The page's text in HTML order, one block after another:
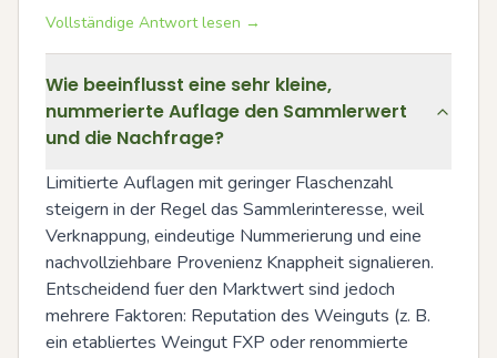
Vollständige Antwort lesen →
Wie beeinflusst eine sehr kleine,
nummerierte Auflage den Sammlerwert
und die Nachfrage?
Limitierte Auflagen mit geringer Flaschenzahl
steigern in der Regel das Sammlerinteresse, weil
Verknappung, eindeutige Nummerierung und eine
nachvollziehbare Provenienz Knappheit signalieren.
Entscheidend fuer den Marktwert sind jedoch
mehrere Faktoren: Reputation des Weinguts (z. B.
ein etabliertes Weingut FXP oder renommierte